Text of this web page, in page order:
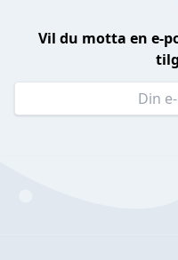
Vil du motta en e-